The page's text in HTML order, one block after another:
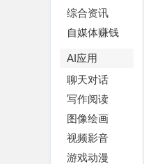
综合资讯
自媒体赚钱
AI应用
聊天对话
写作阅读
图像绘画
视频影音
游戏动漫